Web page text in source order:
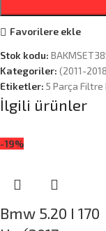
Favorilere ekle
Stok kodu:
Kategoriler: (2011-
Etiketler: 5 Parça
İlgili ürünler
-19%
Bmw 5.20 I 170